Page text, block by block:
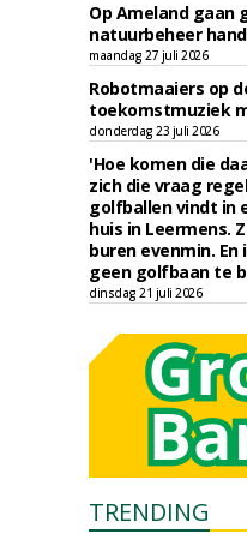
Op Ameland gaan
natuurbeheer
maandag 27 juli 2026
Robotmaaiers op
toekomstmuziek
donderdag 23 juli 2026
'Hoe komen die
zich die vraag
golfballen vindt in
huis in Leermens.
buren evenmin.
geen golfbaan te
dinsdag 21 juli 2026
TRENDING